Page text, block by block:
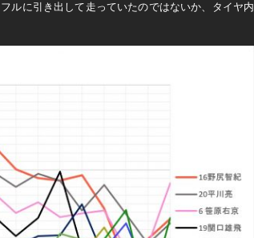
ルに引き出して走っていたのではないか、タイヤ内